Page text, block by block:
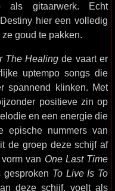
als gitaarwerk. Echt
hier een volledig
goud te pakken.
The Healing de vaart er
uptempo songs die
spannend klinken. Met
positieve zin op
en een energie die
epische nummers van
de groep deze schijf af
van One Last Time
gesproken To Live Is To
deze schijf, voelt als